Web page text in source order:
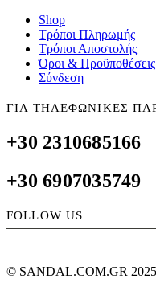
Shop
Τρόποι Πληρωμής
Τρόποι Αποστολής
Όροι & Προϋποθέσεις
Σύνδεση
ΓΙΑ ΤΗΛΕΦΩΝΙΚΕΣ
+30 2310685166
+30 6907035749
FOLLOW US
© SANDAL.COM.GR 2025